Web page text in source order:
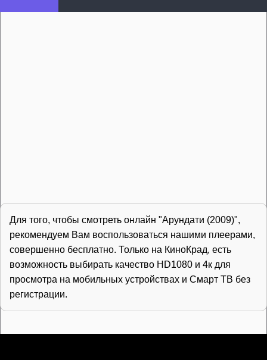
Для того, чтобы смотреть онлайн "Арундати (2009)",
рекомендуем Вам воспользоваться нашими плеерами,
совершенно бесплатно. Только на КиноКрад, есть
возможность выбирать качество HD1080 и 4к для
просмотра на мобильных устройствах и Смарт ТВ без
регистрации.